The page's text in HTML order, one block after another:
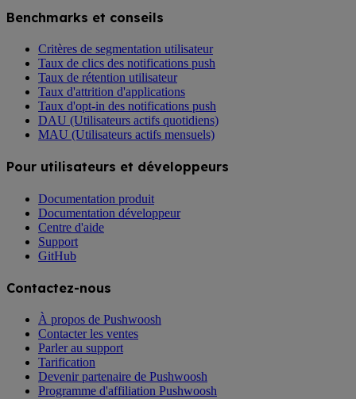
Benchmarks et conseils
Critères de segmentation utilisateur
Taux de clics des notifications push
Taux de rétention utilisateur
Taux d'attrition d'applications
Taux d'opt-in des notifications push
DAU (Utilisateurs actifs quotidiens)
MAU (Utilisateurs actifs mensuels)
Pour utilisateurs et développeurs
Documentation produit
Documentation développeur
Centre d'aide
Support
GitHub
Contactez-nous
À propos de Pushwoosh
Contacter les ventes
Parler au support
Tarification
Devenir partenaire de Pushwoosh
Programme d'affiliation Pushwoosh